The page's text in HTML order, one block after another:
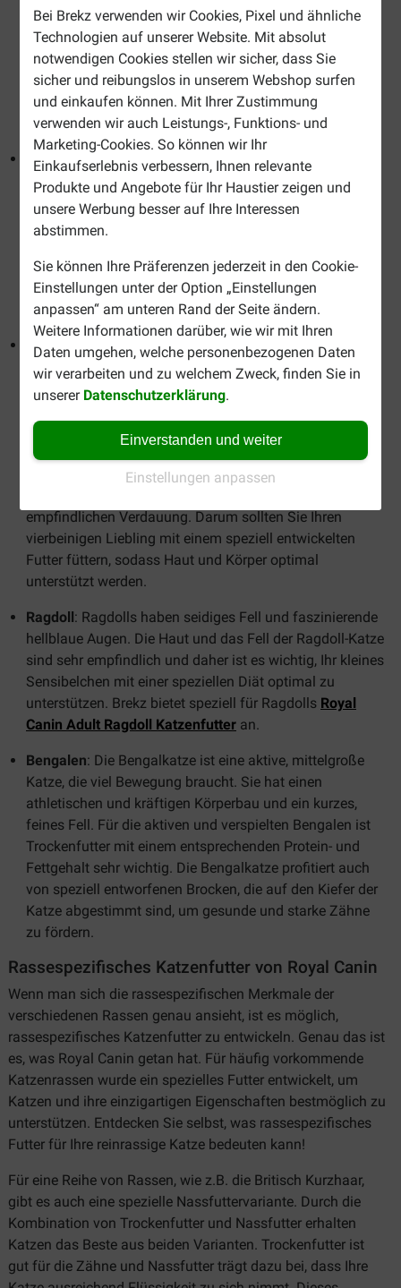
Bei Brekz verwenden wir Cookies, Pixel und ähnliche
Technologien auf unserer Website. Mit absolut
notwendigen Cookies stellen wir sicher, dass Sie
sicher und reibungslos in unserem Webshop surfen
und einkaufen können. Mit Ihrer Zustimmung
verwenden wir auch Leistungs-, Funktions- und
Marketing-Cookies. So können wir Ihr
Einkaufserlebnis verbessern, Ihnen relevante
Produkte und Angebote für Ihr Haustier zeigen und
unsere Werbung besser auf Ihre Interessen
abstimmen.
Sie können Ihre Präferenzen jederzeit in den Cookie-
Einstellungen unter der Option „Einstellungen
anpassen“ am unteren Rand der Seite ändern.
Weitere Informationen darüber, wie wir mit Ihren
Daten umgehen, welche personenbezogenen Daten
wir verarbeiten und zu welchem Zweck, finden Sie in
unserer Datenschutzerklärung.
Einverstanden und weiter
Einstellungen anpassen
Perserkatze ist bekannt für ihren ruhigen, freundlichen
Charakter. Um das seidige Fell Ihres Lieblings optimal zu
unterstützen, können Sie bei Brekz spezielles Futter für
Ihre Perserkatze kaufen. Für die Perserkatze gibt es auch
eine Kitten-Variante, das Royal Canin Kitten Persian
Katzenfutter.
Siamkatze: Die Siamkatze zeichnet sich durch ihren
langen, schlanken Körperbau und die schöne, dunkle
Gesichtsmaske mit leuchtend blauen Augen aus.
Siamesen haben einen sehr sozialen und neugierigen
Struktur. Das rassespezifische Katzenfutter für die
Siamkatze bietet ihr die richtige Unterstützung und hilft
ihr, auf einem gesunden Gewicht zu bleiben.
Sphynx : Die Sphynx liebt Aufmerksamkeit und ist sehr
freundlich und gesellig. Die Sphynx ist bekannt für ihr
auffälliges Aussehen mit ihrer "nackten" und faltigen
Haut. Die Sphynx ist generell anfälliger für
gesundheitliche Probleme und braucht viel Pflege, da die
Haut der Katze viel Talg produziert. Sie kann
Hautschuppen entwickeln und ist anfälliger für
empfindlichen Verdauung. Darum sollten Sie Ihren
vierbeinigen Liebling mit einem speziell entwickelten
Futter füttern, sodass Haut und Körper optimal
unterstützt werden.
Ragdoll: Ragdolls haben seidiges Fell und faszinierende
hellblaue Augen. Die Haut und das Fell der Ragdoll-Katze
sind sehr empfindlich und daher ist es wichtig, Ihr kleines
Sensibelchen mit einer speziellen Diät optimal zu
unterstützen. Brekz bietet speziell für Ragdolls Royal
Canin Adult Ragdoll Katzenfutter an.
Bengalen: Die Bengalkatze ist eine aktive, mittelgroße
Katze, die viel Bewegung braucht. Sie hat einen
athletischen und kräftigen Körperbau und ein kurzes,
feines Fell. Für die aktiven und verspielten Bengalen ist
Trockenfutter mit einem entsprechenden Protein- und
Fettgehalt sehr wichtig. Die Bengalkatze profitiert auch
von speziell entworfenen Brocken, die auf den Kiefer der
Katze abgestimmt sind, um gesunde und starke Zähne
zu fördern.
Rassespezifisches Katzenfutter von Royal Canin
Wenn man sich die rassespezifischen Merkmale der
verschiedenen Rassen genau ansieht, ist es möglich,
rassespezifisches Katzenfutter zu entwickeln. Genau das ist
es, was Royal Canin getan hat. Für häufig vorkommende
Katzenrassen wurde ein spezielles Futter entwickelt, um
Katzen und ihre einzigartigen Eigenschaften bestmöglich zu
unterstützen. Entdecken Sie selbst, was rassespezifisches
Futter für Ihre reinrassige Katze bedeuten kann!
Für eine Reihe von Rassen, wie z.B. die Britisch Kurzhaar,
gibt es auch eine spezielle Nassfuttervariante. Durch die
Kombination von Trockenfutter und Nassfutter erhalten
Katzen das Beste aus beiden Varianten. Trockenfutter ist
gut für die Zähne und Nassfutter trägt dazu bei, dass Ihre